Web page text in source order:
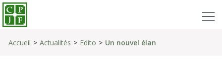
Accueil Actualités Edito Un nouvel élan